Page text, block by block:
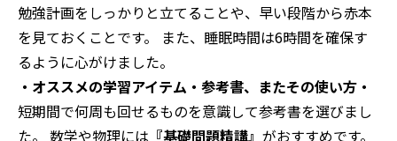
勉強計画をしっかりと立てることや、早い段階から赤本
を見ておくことです。 また、睡眠時間は6時間を確保す
るように心がけました。
・オススメの学習アイテム・参考書、またその使い方・
短期間で何周も回せるものを意識して参考書を選びまし
た。 数学や物理には 『基礎問題精講』 がおすすめです。